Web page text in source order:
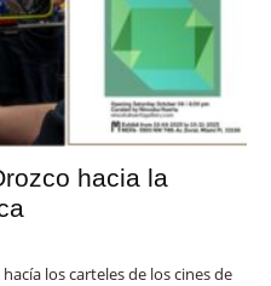
hacia la
los carteles de los cines de